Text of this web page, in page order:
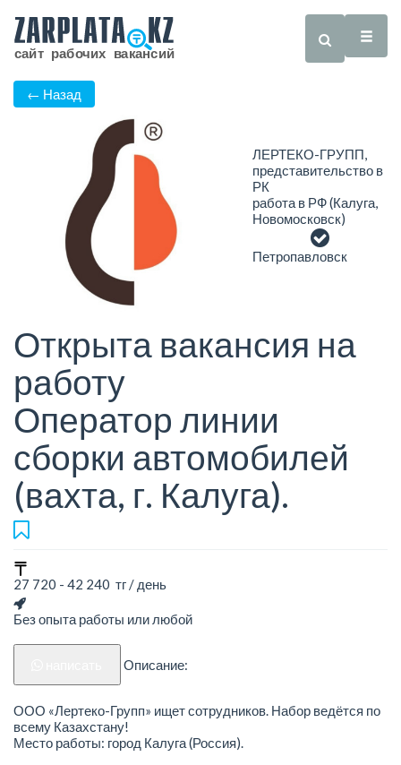
← Назад
ЛЕРТЕКО-ГРУПП,
представительство в
РК
работа в РФ (Калуга,
Новомосковск)
Петропавловск
Открыта вакансия на
работу
Оператор линии
сборки автомобилей
(вахта, г. Калуга).
27 720 - 42 240 тг / день
Без опыта работы или любой
Описание:
ООО «Лертеко-Групп» ищет сотрудников. Набор ведётся по
всему Казахстану!
Место работы: город Калуга (Россия).